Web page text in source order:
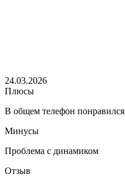
24.03.2026
Плюсы
В общем телефон понравился
Минусы
Проблема с динамиком
Отзыв